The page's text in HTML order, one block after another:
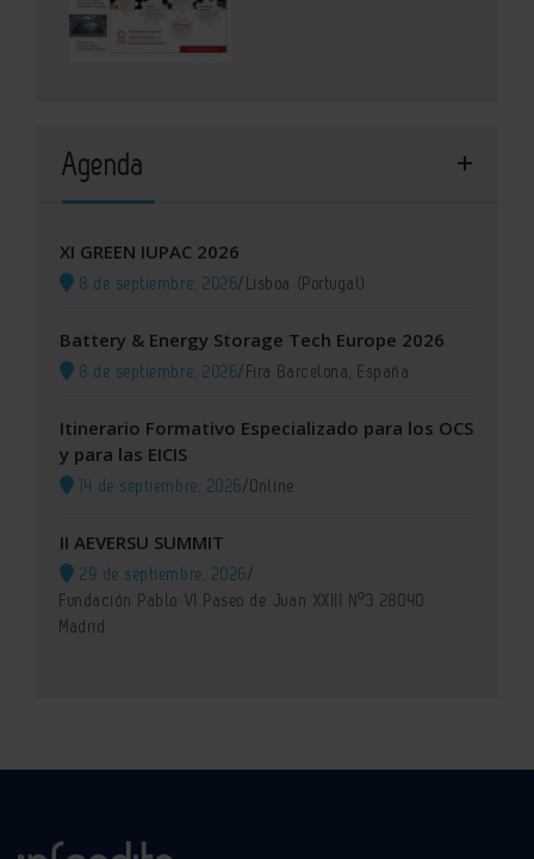
Agenda
XI GREEN IUPAC 2026
8 de septiembre, 2026/Lisboa (Portugal)
Battery & Energy Storage Tech Europe 2026
8 de septiembre, 2026/Fira Barcelona, España
Itinerario Formativo Especializado para los OCS
y para las EICIS
14 de septiembre, 2026/Online
II AEVERSU SUMMIT
29 de septiembre, 2026/
Fundación Pablo VI Paseo de Juan XXIII Nº3 28040
Madrid